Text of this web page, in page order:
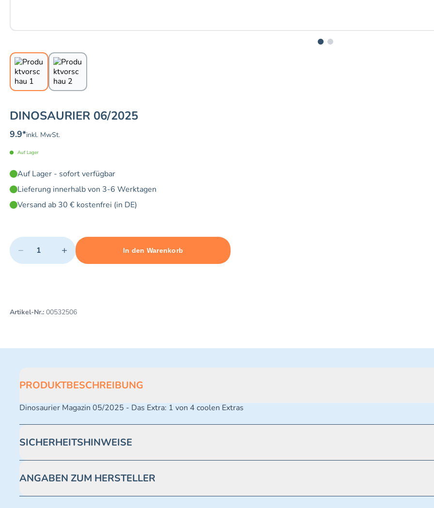
DINOSAURIER 06/2025
9.9*inkl. MwSt.
Auf Lager
Auf Lager - sofort verfügbar
Lieferung innerhalb von 3-6 Werktagen
Versand ab 30 € kostenfrei (in DE)
Quantity
− +
Minimum quantity: 1 Maximum quantity: 5
In den Warenkorb
Add 1 item to cart
Artikel-Nr.: 00532506
PRODUKTBESCHREIBUNG
Dinosaurier Magazin 05/2025 - Das Extra: 1 von 4 coolen Extras
SICHERHEITSHINWEISE
ANGABEN ZUM HERSTELLER